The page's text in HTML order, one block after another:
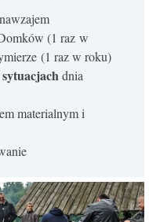
(1 raz w
(1 raz w roku)
dnia
materialnym i